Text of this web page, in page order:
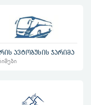
ავტობუსის ჯარიმა